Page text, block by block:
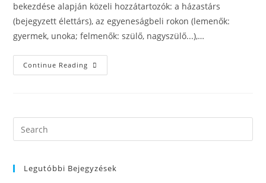
bekezdése alapján közeli hozzátartozók: a házastárs
(bejegyzett élettárs), az egyeneságbeli rokon (lemenők:
gyermek, unoka; felmenők: szülő, nagyszülő...),…
Continue Reading
Legutóbbi Bejegyzések